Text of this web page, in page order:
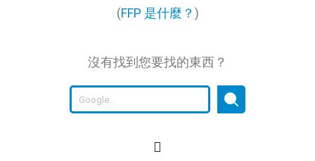
(FFP 是什麼？ )
沒有找到您要找的東西？